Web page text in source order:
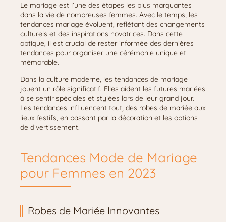
Le mariage est l’une des étapes les plus marquantes
dans la vie de nombreuses femmes. Avec le temps, les
tendances mariage évoluent, reflétant des changements
culturels et des inspirations novatrices. Dans cette
optique, il est crucial de rester informée des dernières
tendances pour organiser une cérémonie unique et
mémorable.
Dans la culture moderne, les tendances de mariage
jouent un rôle significatif. Elles aident les futures mariées
à se sentir spéciales et stylées lors de leur grand jour.
Les tendances infl uencent tout, des robes de mariée aux
lieux festifs, en passant par la décoration et les options
de divertissement.
Tendances Mode de Mariage
pour Femmes en 2023
Robes de Mariée Innovantes